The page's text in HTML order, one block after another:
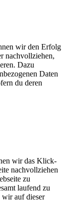
wir den Erfolg
nachvollziehen,
Dazu
Daten
du deren
wir das Klick-
nachvollziehen
zu
laufend zu
auf dieser